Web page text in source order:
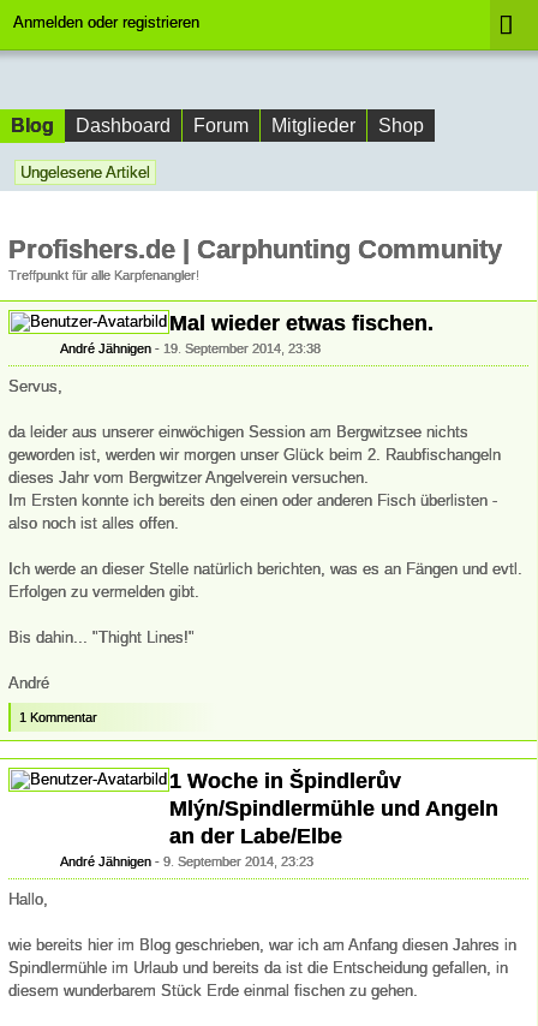
Anmelden oder registrieren
Blog Dashboard Forum Mitglieder Shop
Ungelesene Artikel
Profishers.de | Carphunting Community
Treffpunkt für alle Karpfenangler!
Mal wieder etwas fischen.
André Jähnigen 19. September 2014, 23:38
Servus,
da leider aus unserer einwöchigen Session am Bergwitzsee nichts
geworden ist, werden wir morgen unser Glück beim 2. Raubfischangeln
dieses Jahr vom Bergwitzer Angelverein versuchen.
Im Ersten konnte ich bereits den einen oder anderen Fisch überlisten -
also noch ist alles offen.
Ich werde an dieser Stelle natürlich berichten, was es an Fängen und evtl.
Erfolgen zu vermelden gibt.
Bis dahin... "Thight Lines!"
André
1 Kommentar
1 Woche in Špindlerův
Mlýn/Spindlermühle und Angeln
an der Labe/Elbe
André Jähnigen 9. September 2014, 23:23
Hallo,
wie bereits hier im Blog geschrieben, war ich am Anfang diesen Jahres in
Spindlermühle im Urlaub und bereits da ist die Entscheidung gefallen, in
diesem wunderbarem Stück Erde einmal fischen zu gehen.